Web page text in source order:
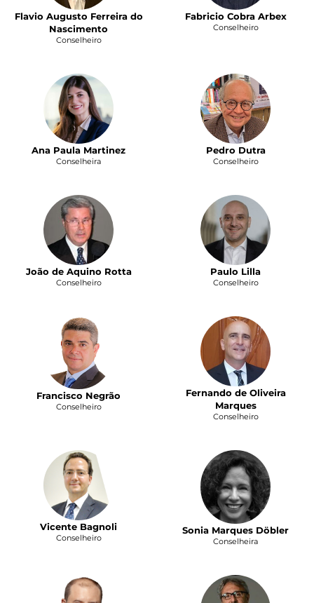
Flavio Augusto Ferreira do
Nascimento
Conselheiro
Fabricio Cobra Arbex
Conselheiro
Ana Paula Martinez
Conselheira
Pedro Dutra
Conselheiro
João de Aquino Rotta
Conselheiro
Paulo Lilla
Conselheiro
Francisco Negrão
Conselheiro
Fernando de Oliveira
Marques
Conselheiro
Vicente Bagnoli
Conselheiro
Sonia Marques Döbler
Conselheira